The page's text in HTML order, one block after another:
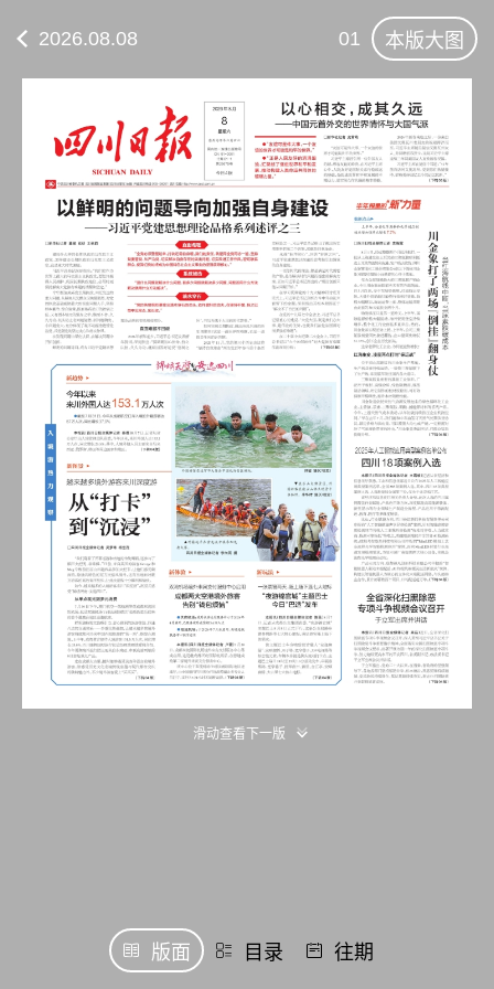
2026.08.08 01 本版大图
滑动查看下一版
版面 目录 往期